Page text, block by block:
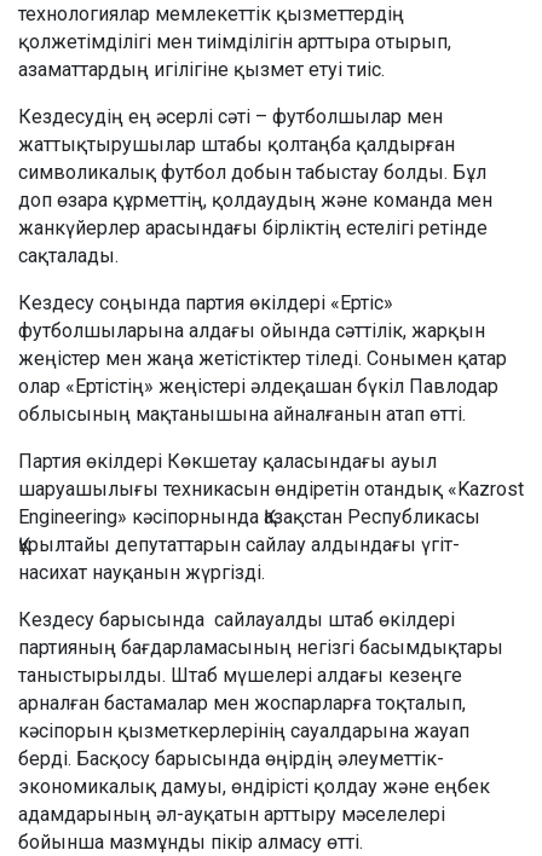
технологиялар мемлекеттік қызметтердің
қолжетімділігі мен тиімділігін арттыра отырып,
азаматтардың игілігіне қызмет етуі тиіс.
Кездесудің ең әсерлі сәті – футболшылар мен
жаттықтырушылар штабы қолтаңба қалдырған
символикалық футбол добын табыстау болды. Бұл
доп өзара құрметтің, қолдаудың және команда мен
жанкүйерлер арасындағы бірліктің естелігі ретінде
сақталады.
Кездесу соңында партия өкілдері «Ертіс»
футболшыларына алдағы ойында сәттілік, жарқын
жеңістер мен жаңа жетістіктер тіледі. Сонымен қатар
олар «Ертістің» жеңістері әлдеқашан бүкіл Павлодар
облысының мақтанышына айналғанын атап өтті.
Партия өкілдері Көкшетау қаласындағы ауыл
шаруашылығы техникасын өндіретін отандық «Kazrost
Engineering» кәсіпорнында Қазақстан Республикасы
Құрылтайы депутаттарын сайлау алдындағы үгіт-
насихат науқанын жүргізді.
Кездесу барысында сайлауалды штаб өкілдері
партияның бағдарламасының негізгі басымдықтары
таныстырылды. Штаб мүшелері алдағы кезеңге
арналған бастамалар мен жоспарларға тоқталып,
кәсіпорын қызметкерлерінің сауалдарына жауап
берді. Басқосу барысында өңірдің әлеуметтік-
экономикалық дамуы, өндірісті қолдау және еңбек
адамдарының әл-ауқатын арттыру мәселелері
бойынша мазмұнды пікір алмасу өтті.